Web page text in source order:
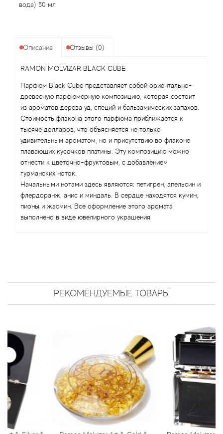
вода) 50 мл
Описание Отзывы (0)
RAMON MOLVIZAR BLACK CUBE
Парфюм Black Cube представляет собой ориентально-
древесную парфюмерную композицию, которая состоит
из ароматов дерева уд, специй и бальзамических запахов.
Стоимость флакона этого парфюма приближается к
тысяче долларов, что объясняется не только
удивительным ароматом, но и присутствию во флаконе
плавающих кусочков платины. Эту композицию можно
отнести к цветочно-фруктовым, с добавлением
гурманских ноток.
Начальными нотами здесь являются: петигрен, апельсин и
флердоранж, анис и миндаль. В сердце находятся кумин,
пионы и жасмин. Все оформление этого аромата
выполнено в виде ювелирного украшения.
РЕКОМЕНДУЕМЫЕ ТОВАРЫ
Anne Fontaine
Annick Goutal
Antonia's Flowers
Antonio Banderas
Antonio Puig
Ariana Grande
Armaf
Armand Basi
Arrogance